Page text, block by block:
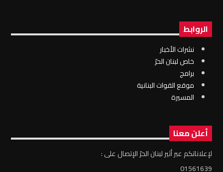
الروابط
نشرات الأخبار
خاص لبنان الحرّ
برامج
موقع القوات البنانية
المسيرة
أعلن معنا
لإعلاناتكم عبر أثير لبنان الحرّ الإتصال على :
01561639